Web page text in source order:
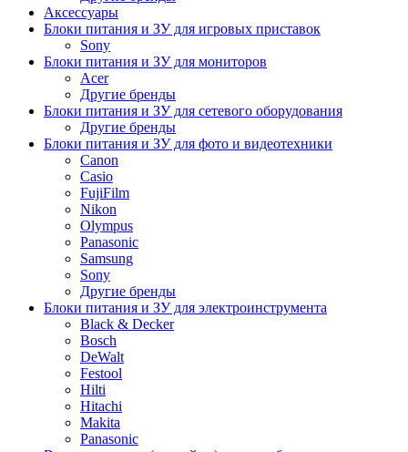
Аксессуары
Блоки питания и ЗУ для игровых приставок
Sony
Блоки питания и ЗУ для мониторов
Acer
Другие бренды
Блоки питания и ЗУ для сетевого оборудования
Другие бренды
Блоки питания и ЗУ для фото и видеотехники
Canon
Casio
FujiFilm
Nikon
Olympus
Panasonic
Samsung
Sony
Другие бренды
Блоки питания и ЗУ для электроинструмента
Black & Decker
Bosch
DeWalt
Festool
Hilti
Hitachi
Makita
Panasonic